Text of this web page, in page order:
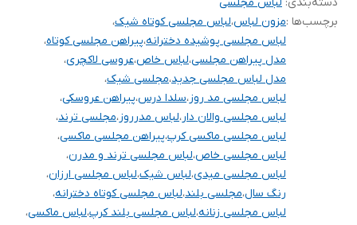
دوستان عزیز در هنگام انتخاب مدل دقت کنید مشخصات لباس ها زیر
آنها درج شده است چون این سایت امکان مرجوع ندارد و فقط امکان
تعویض سایز دارد.
برچسب‌ها :مزون لباس،لباس مجلسی کوتاه شیک،
لباس مجلسی پوشیده دخترانه،پیراهن مجلسی کوتاه،
مدل پیراهن مجلسی،لباس خاص،عروسی لاکچری،
مدل لباس مجلسی جدید،مجلسی شیک،
لباس مجلسی مد روز،سلدا درس،پیراهن عروسکی،
لباس مجلسی والان دار،لباس مدرروز،مجلسی ترند،
لباس مجلسی ماکسی کرپ،پیراهن مجلسی ماکسی،
لباس مجلسی خاص،لباس مجلسی ترند و مدرن،
لباس مجلسی میدی،لباس شیک،لباس مجلسی ارزان،
رنگ سال،مجلسی بلند،لباس مجلسی کوتاه دخترانه،
لباس مجلسی زنانه،لباس مجلسی بلند کرپ،لباس ماکسی،